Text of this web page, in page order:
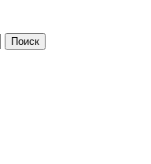
Поиск